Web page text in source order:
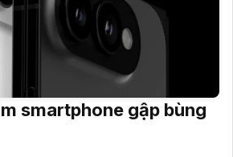
smartphone gập bùng